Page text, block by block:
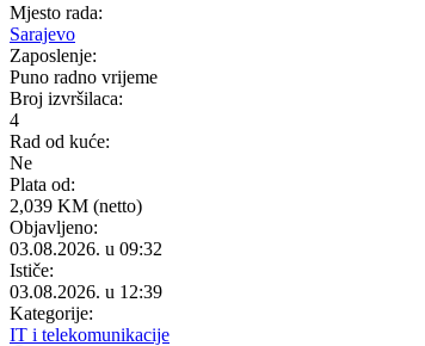
Mjesto rada:
Sarajevo
Zaposlenje:
Puno radno vrijeme
Broj izvršilaca:
4
Rad od kuće:
Ne
Plata od:
2,039 KM (netto)
Objavljeno:
03.08.2026. u 09:32
Ističe:
03.08.2026. u 12:39
Kategorije:
IT i telekomunikacije